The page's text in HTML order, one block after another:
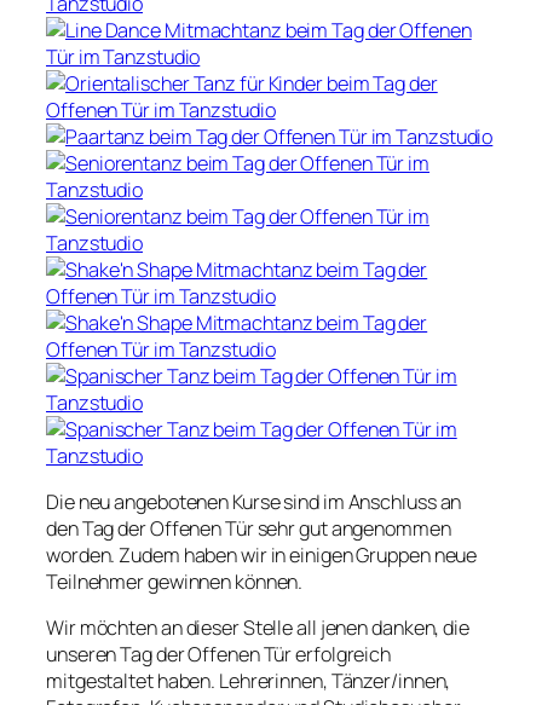
Die neu angebotenen Kurse sind im Anschluss an
den Tag der Offenen Tür sehr gut angenommen
worden. Zudem haben wir in einigen Gruppen neue
Teilnehmer gewinnen können.
Wir möchten an dieser Stelle all jenen danken, die
unseren Tag der Offenen Tür erfolgreich
mitgestaltet haben. Lehrerinnen, Tänzer/innen,